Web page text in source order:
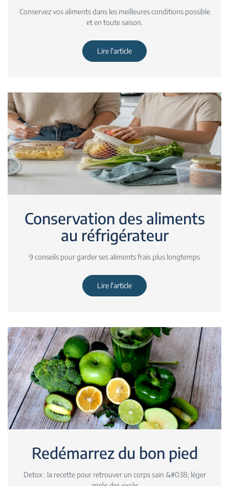
Conservez vos aliments dans les meilleures conditions possible
et en toute saison.
Lire l'article
Conservation des aliments
au réfrigérateur
9 conseils pour garder ses aliments frais plus longtemps
Lire l'article
Redémarrez du bon pied
Detox : la recette pour retrouver un corps sain &#038; léger